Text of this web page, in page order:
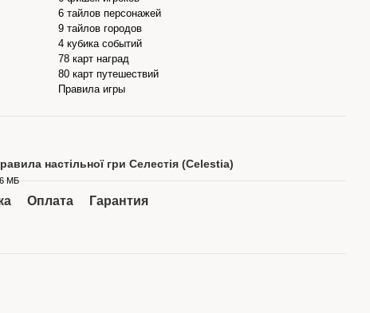
6 тайлов персонажей
9 тайлов городов
4 кубика событий
78 карт наград
80 карт путешествий
Правила игры
настільної гри Селестія (Celestia)
МБ
Оплата Гарантия